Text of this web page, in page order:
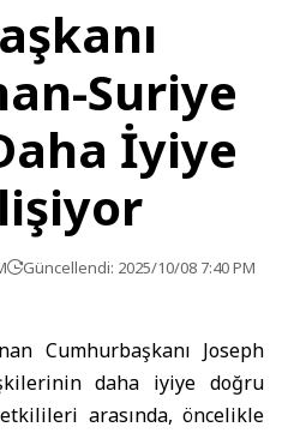
Suriye
İyiye
Güncellendi: 2025/10/08 7:40 PM
Cumhurbaşkanı Joseph
daha iyiye doğru
arasında, öncelikle